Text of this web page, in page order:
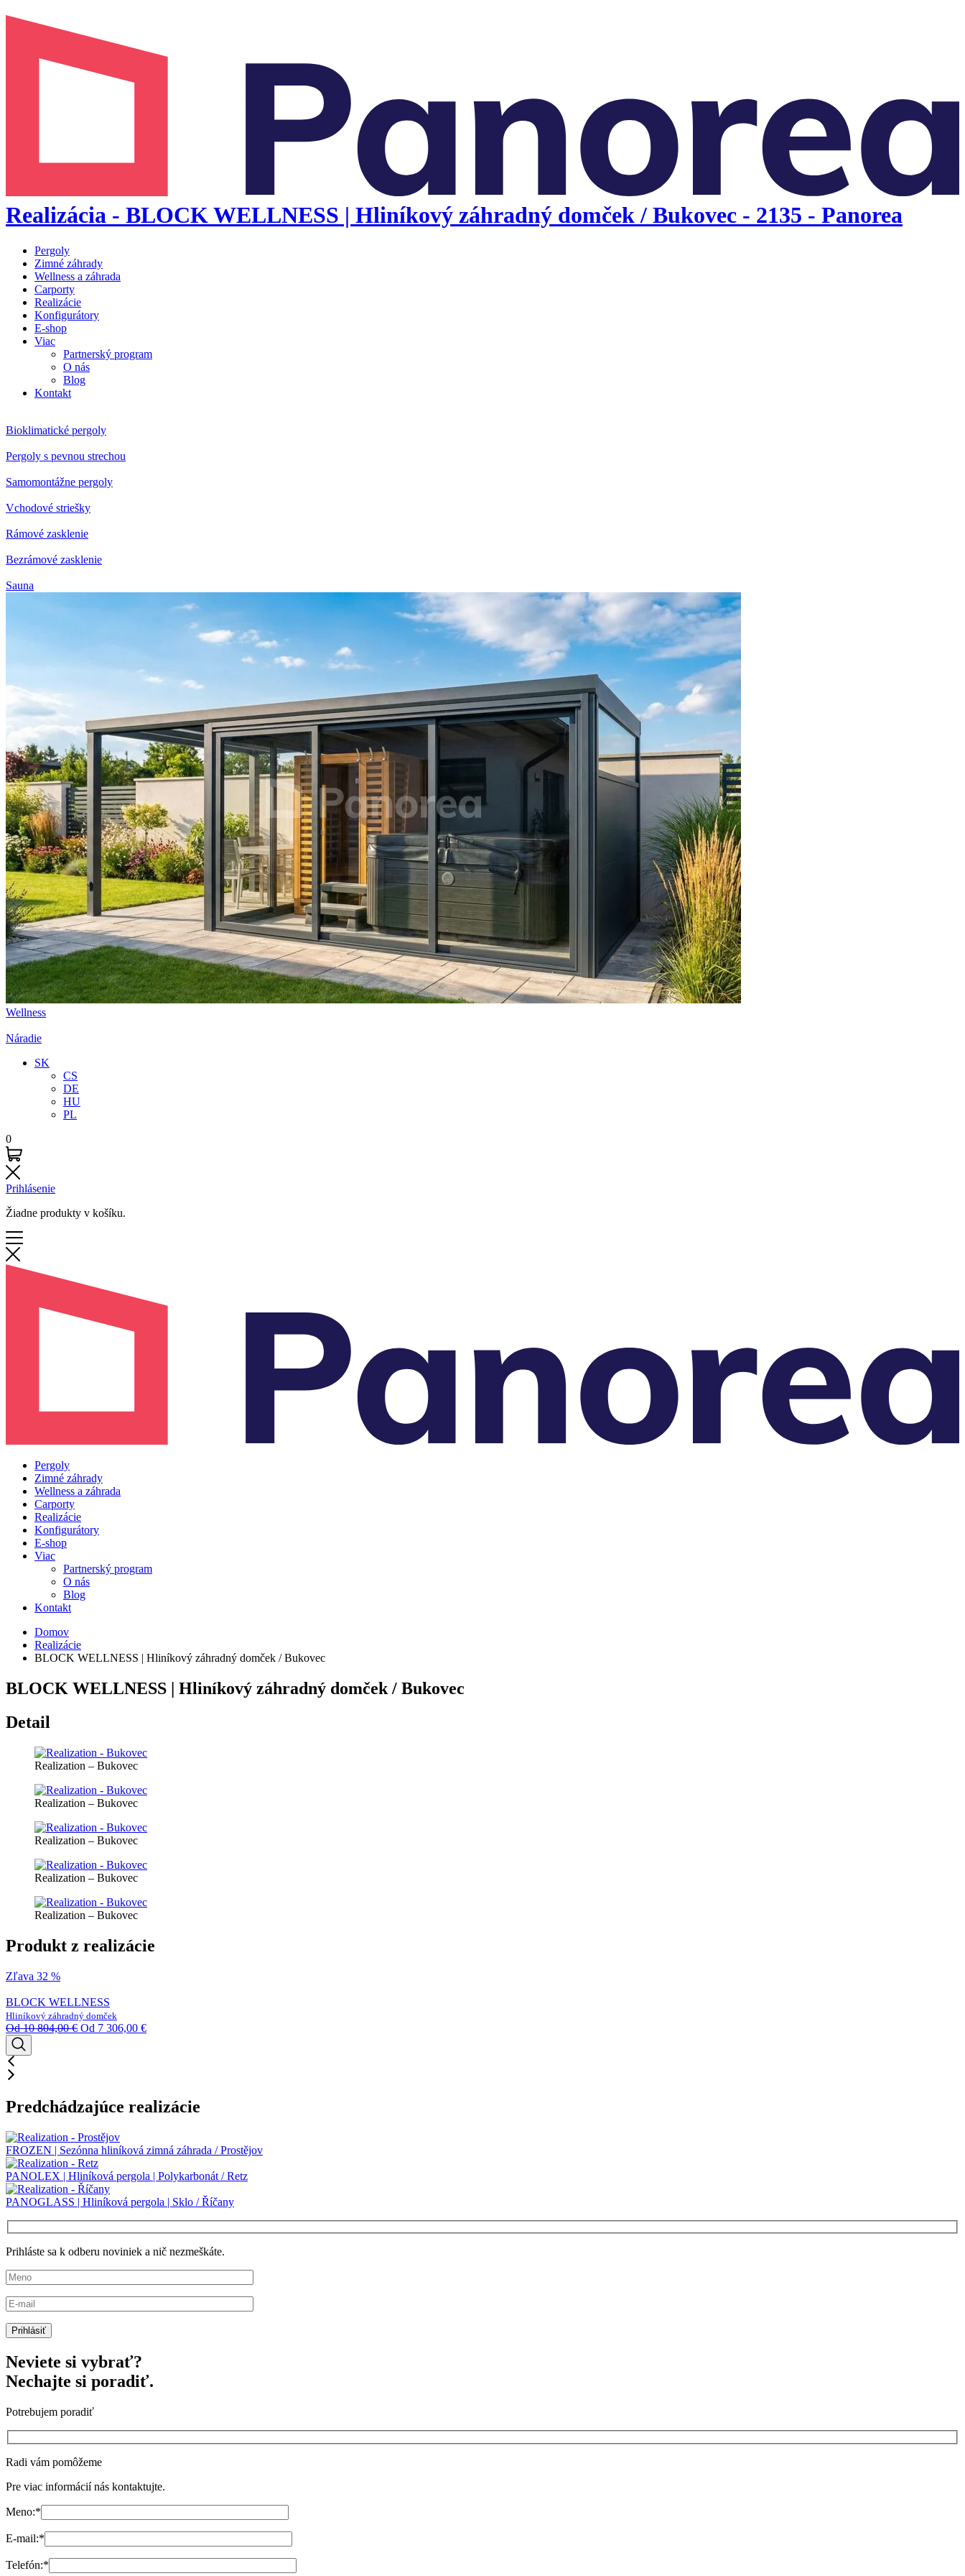
Realizácia - BLOCK WELLNESS | Hliníkový záhradný domček / Bukovec - 2135 - Panorea
Pergoly
Zimné záhrady
Wellness a záhrada
Carporty
Realizácie
Konfigurátory
E-shop
Viac
Partnerský program
O nás
Blog
Kontakt
Bioklimatické pergoly
Pergoly s pevnou strechou
Samomontážne pergoly
Vchodové striešky
Rámové zasklenie
Bezrámové zasklenie
Sauna
Wellness
Náradie
SK
CS
DE
HU
PL
0
Prihlásenie
Žiadne produkty v košíku.
Pergoly
Zimné záhrady
Wellness a záhrada
Carporty
Realizácie
Konfigurátory
E-shop
Viac
Partnerský program
O nás
Blog
Kontakt
Domov
Realizácie
BLOCK WELLNESS | Hliníkový záhradný domček / Bukovec
BLOCK WELLNESS | Hliníkový záhradný domček / Bukovec
Detail
Realization – Bukovec
Realization – Bukovec
Realization – Bukovec
Realization – Bukovec
Realization – Bukovec
Produkt z realizácie
Zľava 32 %
BLOCK WELLNESS
Hliníkový záhradný domček
Od10 804,00€ Od 7 306,00 €
Predchádzajúce realizácie
FROZEN | Sezónna hliníková zimná záhrada / Prostějov
PANOLEX | Hliníková pergola | Polykarbonát / Retz
PANOGLASS | Hliníková pergola | Sklo / Říčany
Prihláste sa k odberu noviniek a nič nezmeškáte.
Neviete si vybrať?
Nechajte si poradiť.
Potrebujem poradiť
Radi vám pomôžeme
Pre viac informácií nás kontaktujte.
Meno:*
E-mail:*
Telefón:*